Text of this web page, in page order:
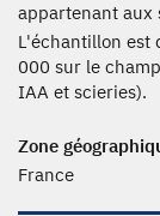
appartenant aux
L'échantillon est
000 sur le
IAA et scieries).
Zone
France